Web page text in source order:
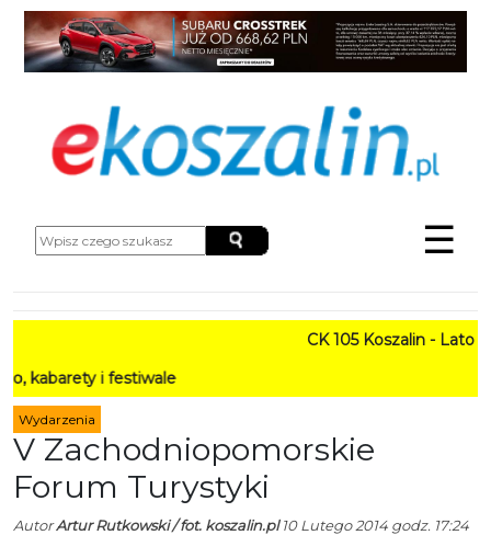
☰
CK 105 Koszalin - Lato w
i festiwale
Wydarzenia
V Zachodniopomorskie
Forum Turystyki
AutorArtur Rutkowski / fot. koszalin.pl10 Lutego 2014 godz. 17:24